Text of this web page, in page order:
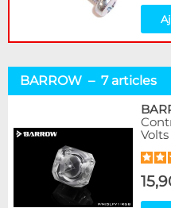
BARROW – 7 articles